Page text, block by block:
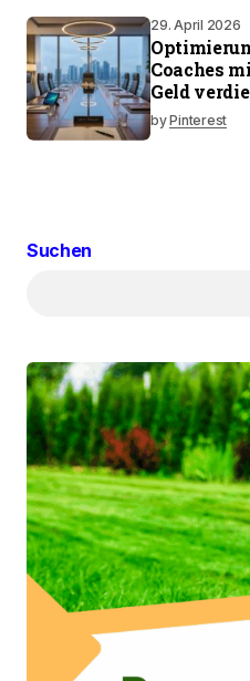
29. April 2026
Coaches
Geld
byPinterest
Suchen